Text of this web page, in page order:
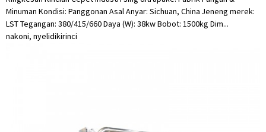
Minuman Kondisi: Panggonan Asal Anyar: Sichuan, China Jeneng merek:
LST Tegangan: 380/415/660 Daya (W): 38kw Bobot: 1500kg Dim...
nakoni, nyelidikirinci